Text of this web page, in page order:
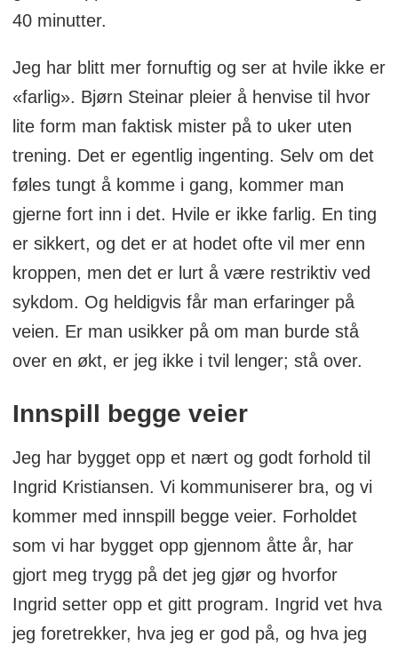
40 minutter.
Jeg har blitt mer fornuftig og ser at hvile ikke er
«farlig». Bjørn Steinar pleier å henvise til hvor
lite form man faktisk mister på to uker uten
trening. Det er egentlig ingenting. Selv om det
føles tungt å komme i gang, kommer man
gjerne fort inn i det. Hvile er ikke farlig. En ting
er sikkert, og det er at hodet ofte vil mer enn
kroppen, men det er lurt å være restriktiv ved
sykdom. Og heldigvis får man erfaringer på
veien. Er man usikker på om man burde stå
over en økt, er jeg ikke i tvil lenger; stå over.
Innspill begge veier
Jeg har bygget opp et nært og godt forhold til
Ingrid Kristiansen. Vi kommuniserer bra, og vi
kommer med innspill begge veier. Forholdet
som vi har bygget opp gjennom åtte år, har
gjort meg trygg på det jeg gjør og hvorfor
Ingrid setter opp et gitt program. Ingrid vet hva
jeg foretrekker, hva jeg er god på, og hva jeg